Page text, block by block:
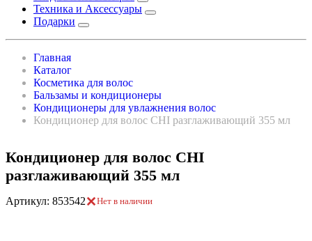
Техника и Аксессуары
Подарки
Главная
Каталог
Косметика для волос
Бальзамы и кондиционеры
Кондиционеры для увлажнения волос
Кондиционер для волос CHI разглаживающий 355 мл
Кондиционер для волос CHI
разглаживающий 355 мл
Артикул: 853542 Нет в наличии